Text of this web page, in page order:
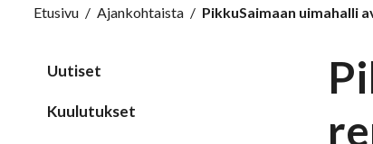
Etusivu / Ajankohtaista / PikkuSaimaan uimahalli
Uutiset
Kuulutukset